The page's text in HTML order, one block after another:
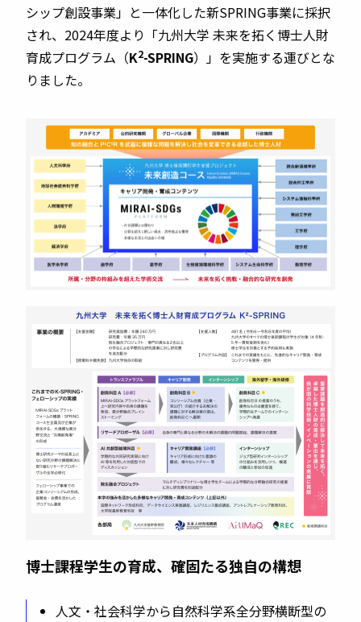
シップ創設事業」と一体化した新SPRING事業に採択
され、2024年度より「九州大学 未来を拓く博士人財
育成プログラム（K2-SPRING）」を実施する運びとな
りました。
博士課程学生の育成、確固たる独自の構想
人文・社会科学から自然科学系全分野横断型の